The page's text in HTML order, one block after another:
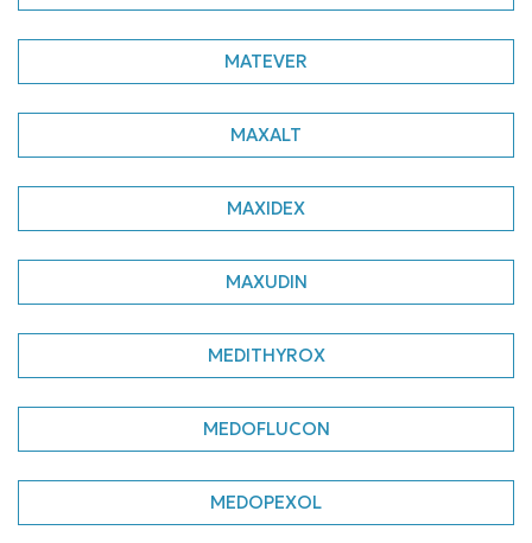
MATEVER
MAXALT
MAXIDEX
MAXUDIN
MEDITHYROX
MEDOFLUCON
MEDOPEXOL